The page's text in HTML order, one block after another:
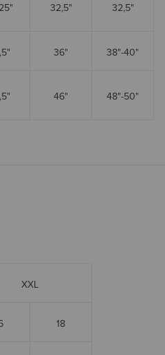
32,5" 32,5"
36" 38"-40"
46" 48"-50"
XXL
18